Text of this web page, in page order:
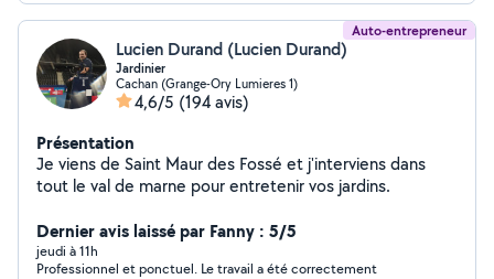
Auto-entrepreneur
Lucien Durand (Lucien Durand)
Jardinier
Cachan (Grange-Ory Lumieres 1)
4,6/5 (194 avis)
Présentation
Je viens de Saint Maur des Fossé et j'interviens dans
tout le val de marne pour entretenir vos jardins.
Dernier avis laissé par Fanny : 5/5
jeudi à 11h
Professionnel et ponctuel. Le travail a été correctement